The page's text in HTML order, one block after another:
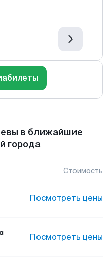
в ближайшие
города
Стоимость
Посмотреть цены
Посмотреть цены